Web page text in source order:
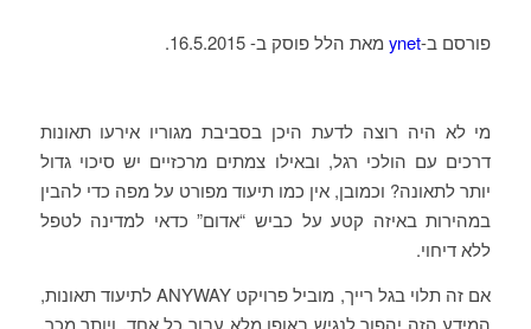
פורסם ב-ynet מאת הלל פוסק ב- 16.5.2015.
מי לא היה רוצה לדעת היכן בסביבת מגוריו אירעו תאונות
דרכים עם הולכי רגל, ובאילו צמתים מרכזיים יש סיכוי גדול
יותר לתאונה? וכמובן, אין כמו תיעוד מפורט על מפה כדי להבין
במהירות באיזה קטע על כביש “אדום” כדאי למדינה לטפל
ללא דיחוי.
אם זה תלוי בגל רייך, מוביל פרויקט ANYWAY לתיעוד תאונות,
המידע הזה יהפוך לנגיש באופן מלא עבור כל אחד, ויותר מכך.